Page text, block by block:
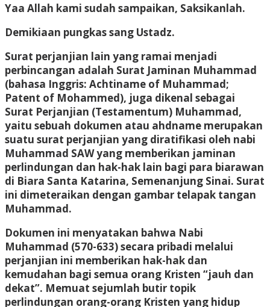
Yaa Allah kami sudah sampaikan, Saksikanlah.
Demikiaan pungkas sang Ustadz.
Surat perjanjian lain yang ramai menjadi
perbincangan adalah Surat Jaminan Muhammad
(bahasa Inggris: Achtiname of Muhammad;
Patent of Mohammed), juga dikenal sebagai
Surat Perjanjian (Testamentum) Muhammad,
yaitu sebuah dokumen atau ahdname merupakan
suatu surat perjanjian yang diratifikasi oleh nabi
Muhammad SAW yang memberikan jaminan
perlindungan dan hak-hak lain bagi para biarawan
di Biara Santa Katarina, Semenanjung Sinai. Surat
ini dimeteraikan dengan gambar telapak tangan
Muhammad.
Dokumen ini menyatakan bahwa Nabi
Muhammad (570-633) secara pribadi melalui
perjanjian ini memberikan hak-hak dan
kemudahan bagi semua orang Kristen “jauh dan
dekat”. Memuat sejumlah butir topik
perlindungan orang-orang Kristen yang hidup